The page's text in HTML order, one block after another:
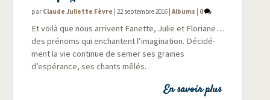
par Claude Juliette Fèvre |22 septembre 2016 |Albums 0
Et voi­là que nous arrivent Fanette, Julie et Flo­riane…
des pré­noms qui enchantent l’imagination. Déci­dé­
ment la vie conti­nue de semer ses graines
d’espérance, ses chants mêlés.
En savoir plus